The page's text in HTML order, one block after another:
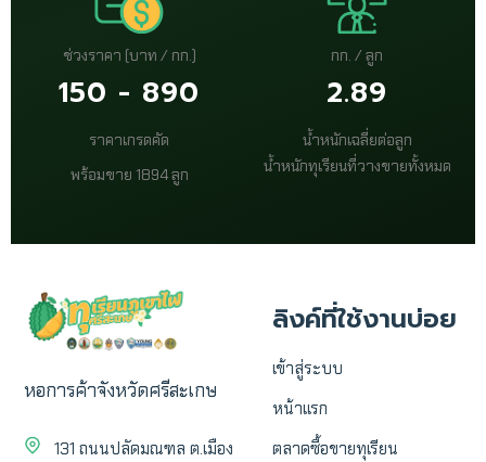
ช่วงราคา (บาท / กก.)
150 - 890
ราคาเกรดคัด
พร้อมขาย 1894 ลูก
กก. / ลูก
2.89
น้ำหนักเฉลี่ยต่อลูก
น้ำหนักทุเรียนที่วางขายทั้งหมด
หอการค้าจังหวัดศรีสะเกษ
131 ถนนปลัดมณฑล ต.เมือง
ลิงค์ที่ใช้งานบ่อย
เข้าสู่ระบบ
หน้าแรก
ตลาดซื้อขายทุเรียน